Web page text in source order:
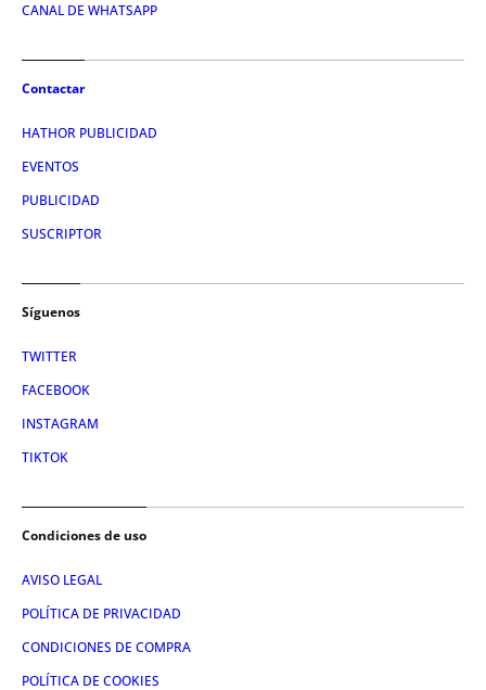
CANAL DE WHATSAPP
Contactar
HATHOR PUBLICIDAD
EVENTOS
PUBLICIDAD
SUSCRIPTOR
Síguenos
TWITTER
FACEBOOK
INSTAGRAM
TIKTOK
Condiciones de uso
AVISO LEGAL
POLÍTICA DE PRIVACIDAD
CONDICIONES DE COMPRA
POLÍTICA DE COOKIES